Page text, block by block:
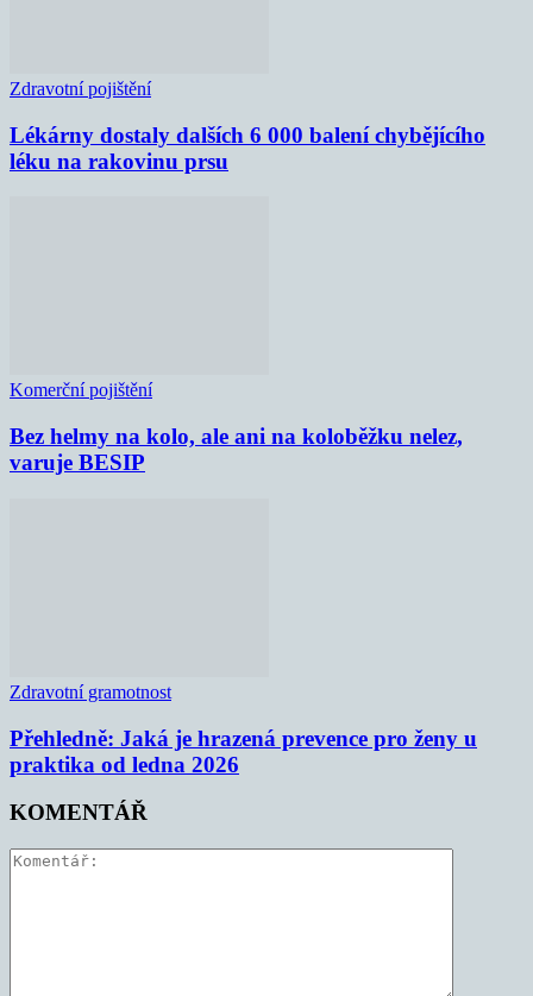
Zdravotní pojištění
Lékárny dostaly dalších 6 000 balení chybějícího
léku na rakovinu prsu
Komerční pojištění
Bez helmy na kolo, ale ani na koloběžku nelez,
varuje BESIP
Zdravotní gramotnost
Přehledně: Jaká je hrazená prevence pro ženy u
praktika od ledna 2026
KOMENTÁŘ